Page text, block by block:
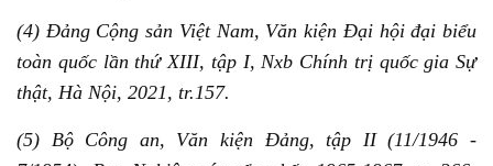
(4) Đảng Cộng sản Việt Nam, Văn kiện Đại hội đại biểu
toàn quốc lần thứ XIII, tập I, Nxb Chính trị quốc gia Sự
thật, Hà Nội, 2021, tr.157.
(5) Bộ Công an, Văn kiện Đảng, tập II (11/1946 -